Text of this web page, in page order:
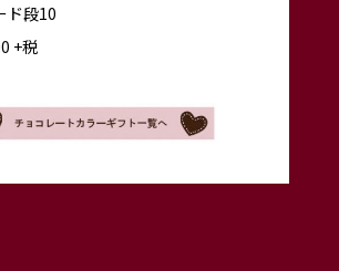
ド段10
+税